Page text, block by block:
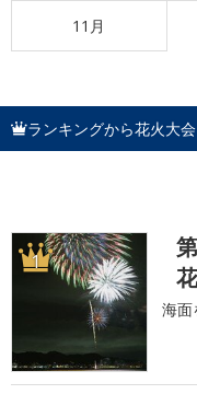
11月
ランキングから花火大
1
海面